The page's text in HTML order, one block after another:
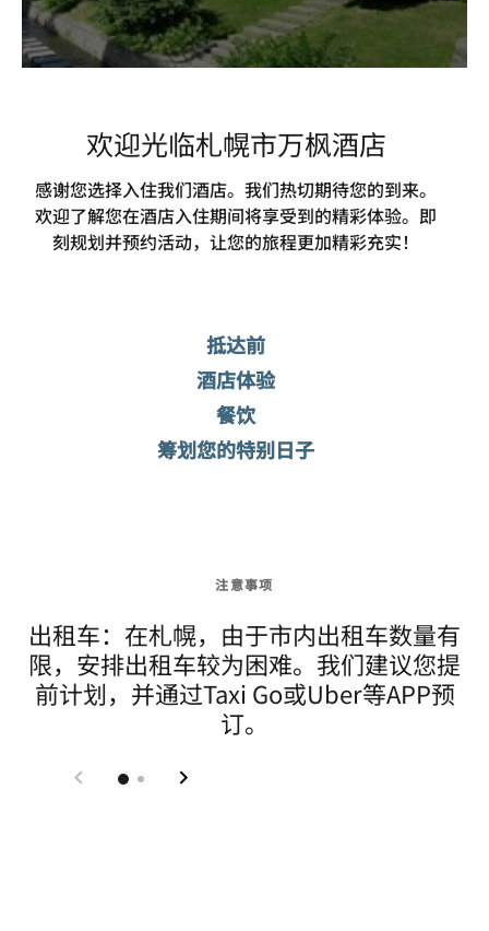
欢迎光临札幌市万枫酒店­­
感谢您选择入住我们酒店。我们热切期待您的到来。
欢迎了解您在酒店入住期间将享受到的精彩体验。即
刻规划并预约活动，让您的旅程更加精彩充实！
抵达前
酒店体验
餐饮
筹划您的特别日子
注意事项
出租车：在札幌，由于市内出租车数量有
限，安排出租车较为困难。我们建议您提
前计划，并通过Taxi Go或Uber等APP预
订。